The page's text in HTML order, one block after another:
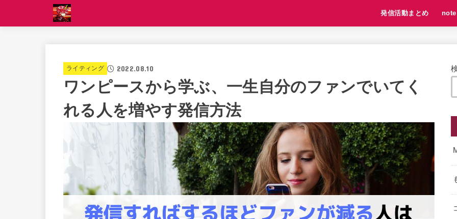
発信活動まとめ note
ライティング 2022.08.10
ワンピースから学ぶ、一生自分のファンでいてく
れる人を増やす発信方法